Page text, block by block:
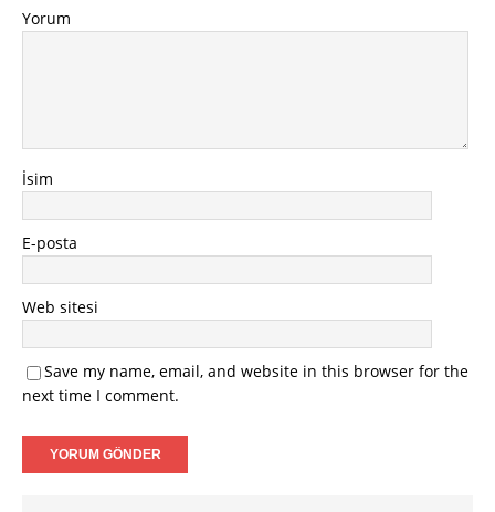
Yorum
İsim
E-posta
Web sitesi
Save my name, email, and website in this browser for the
next time I comment.